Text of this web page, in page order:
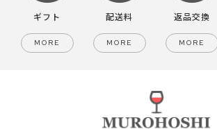
ギフト
MORE
配送料
MORE
返品交換
MORE